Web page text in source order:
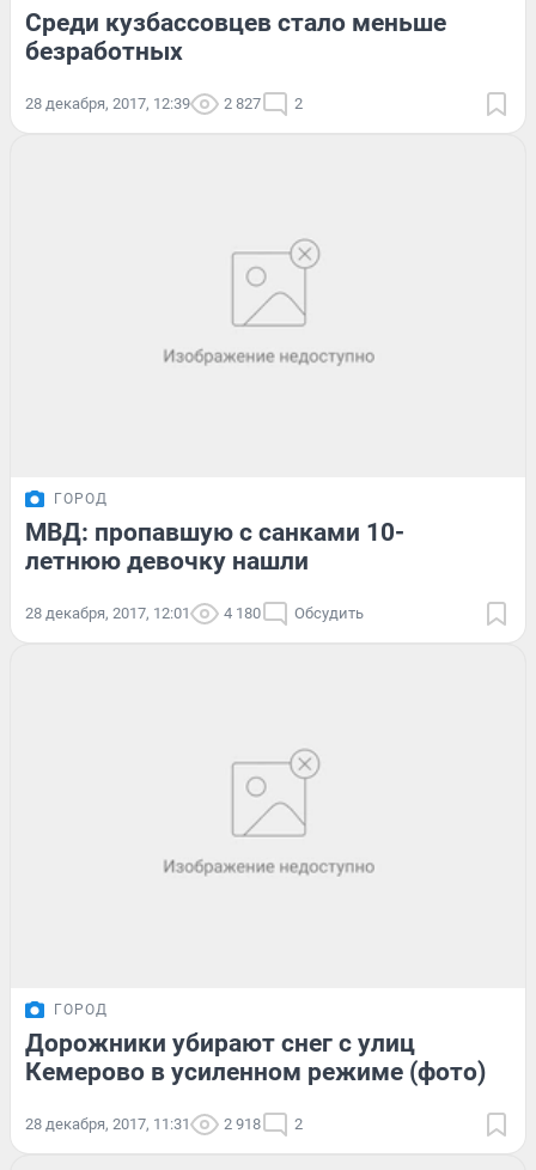
Среди кузбассовцев стало меньше
безработных
28 декабря, 2017, 12:39 2 827 2
ГОРОД
МВД: пропавшую с санками 10-
летнюю девочку нашли
28 декабря, 2017, 12:01 4 180 Обсудить
ГОРОД
Дорожники убирают снег с улиц
Кемерово в усиленном режиме (фото)
28 декабря, 2017, 11:31 2 918 2